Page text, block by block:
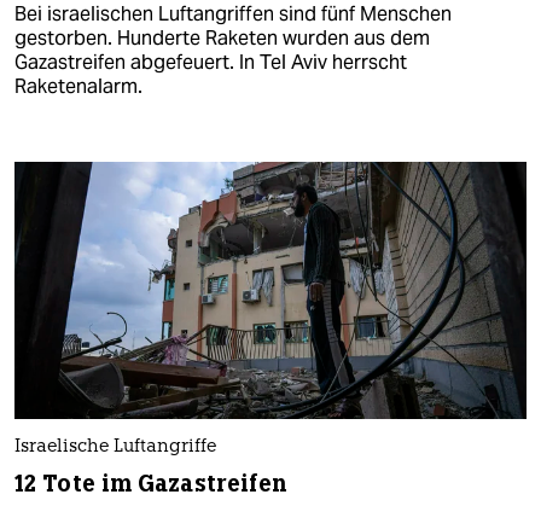
Bei israelischen Luftangriffen sind fünf Menschen
gestorben. Hunderte Raketen wurden aus dem
Gazastreifen abgefeuert. In Tel Aviv herrscht
Raketenalarm.
Israelische Luftangriffe
12 Tote im Gazastreifen